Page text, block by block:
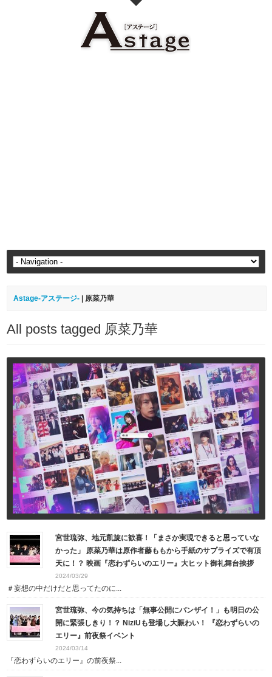
Astage-アステージ- 原菜乃華
All posts tagged 原菜乃華
宮世琉弥、地元凱旋に歓喜！「まさか実現できると思っていな
かった」 原菜乃華は原作者藤ももから手紙のサプライズで有頂
天に！？ 映画『恋わずらいのエリー』大ヒット御礼舞台挨拶
2024/03/29
＃妄想の中だけだと思ってたのに...
宮世琉弥、今の気持ちは「無事公開にバンザイ！」も明日の公
開に緊張しきり！？ NiziUも登場し大賑わい！ 『恋わずらいの
エリー』前夜祭イベント
2024/03/14
『恋わずらいのエリー』の前夜祭...